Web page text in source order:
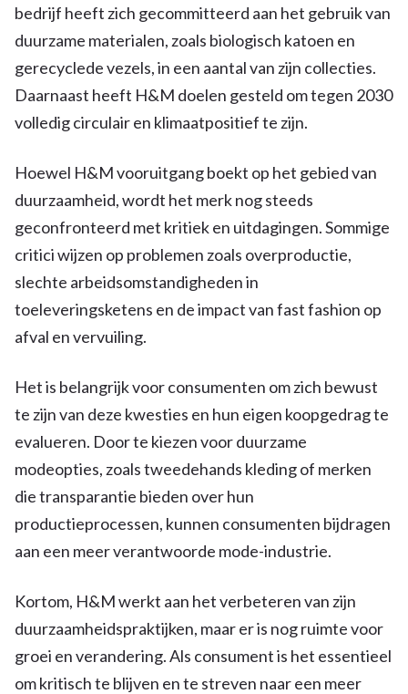
bedrijf heeft zich gecommitteerd aan het gebruik van
duurzame materialen, zoals biologisch katoen en
gerecyclede vezels, in een aantal van zijn collecties.
Daarnaast heeft H&M doelen gesteld om tegen 2030
volledig circulair en klimaatpositief te zijn.
Hoewel H&M vooruitgang boekt op het gebied van
duurzaamheid, wordt het merk nog steeds
geconfronteerd met kritiek en uitdagingen. Sommige
critici wijzen op problemen zoals overproductie,
slechte arbeidsomstandigheden in
toeleveringsketens en de impact van fast fashion op
afval en vervuiling.
Het is belangrijk voor consumenten om zich bewust
te zijn van deze kwesties en hun eigen koopgedrag te
evalueren. Door te kiezen voor duurzame
modeopties, zoals tweedehands kleding of merken
die transparantie bieden over hun
productieprocessen, kunnen consumenten bijdragen
aan een meer verantwoorde mode-industrie.
Kortom, H&M werkt aan het verbeteren van zijn
duurzaamheidspraktijken, maar er is nog ruimte voor
groei en verandering. Als consument is het essentieel
om kritisch te blijven en te streven naar een meer